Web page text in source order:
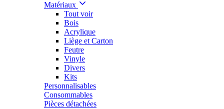
Matériaux
Tout voir
Bois
Acrylique
Liège et Carton
Feutre
Vinyle
Divers
Kits
Personnalisables
Consommables
Pièces détachées